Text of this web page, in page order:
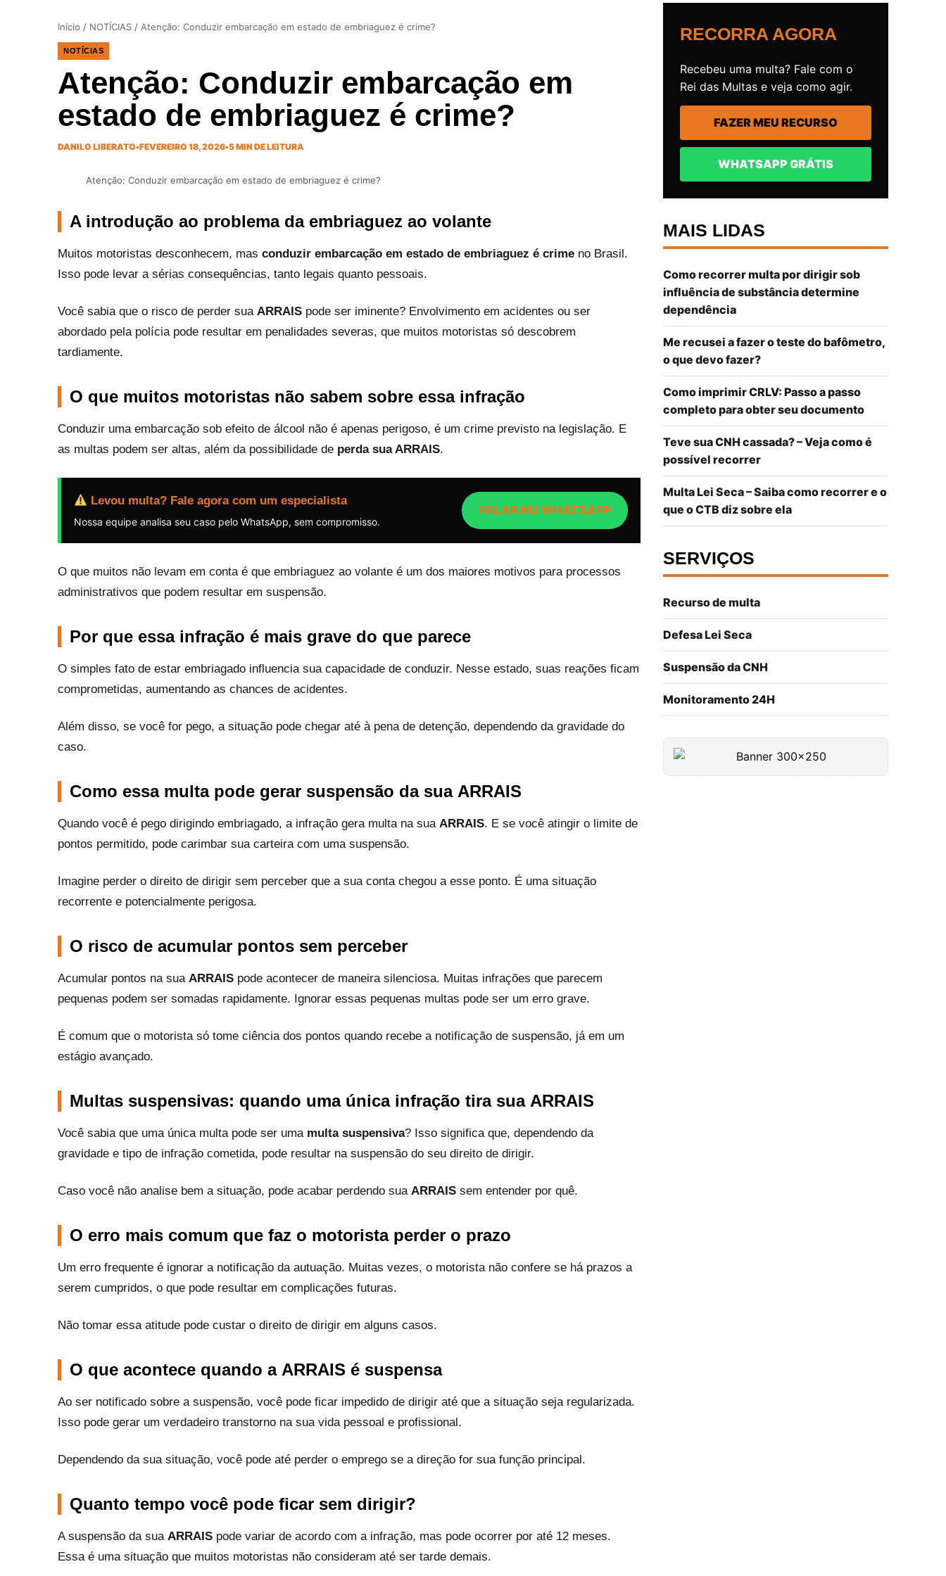
Início / NOTÍCIAS / Atenção: Conduzir embarcação em estado de embriaguez é crime?
NOTÍCIAS
Atenção: Conduzir embarcação em
estado de embriaguez é crime?
DANILO LIBERATO•FEVEREIRO 18, 2026•5 MIN DE LEITURA
Atenção: Conduzir embarcação em estado de embriaguez é crime?
A introdução ao problema da embriaguez ao volante
Muitos motoristas desconhecem, mas conduzir embarcação em estado de embriaguez é crime no Brasil.
Isso pode levar a sérias consequências, tanto legais quanto pessoais.
Você sabia que o risco de perder sua ARRAIS pode ser iminente? Envolvimento em acidentes ou ser
abordado pela polícia pode resultar em penalidades severas, que muitos motoristas só descobrem
tardiamente.
O que muitos motoristas não sabem sobre essa infração
Conduzir uma embarcação sob efeito de álcool não é apenas perigoso, é um crime previsto na legislação. E
as multas podem ser altas, além da possibilidade de perda sua ARRAIS.
Levou multa? Fale agora com um especialista
Nossa equipe analisa seu caso pelo WhatsApp, sem compromisso.
FALAR NO WHATSAPP
O que muitos não levam em conta é que embriaguez ao volante é um dos maiores motivos para processos
administrativos que podem resultar em suspensão.
Por que essa infração é mais grave do que parece
O simples fato de estar embriagado influencia sua capacidade de conduzir. Nesse estado, suas reações ficam
comprometidas, aumentando as chances de acidentes.
Além disso, se você for pego, a situação pode chegar até à pena de detenção, dependendo da gravidade do
caso.
Como essa multa pode gerar suspensão da sua ARRAIS
Quando você é pego dirigindo embriagado, a infração gera multa na sua ARRAIS. E se você atingir o limite de
pontos permitido, pode carimbar sua carteira com uma suspensão.
Imagine perder o direito de dirigir sem perceber que a sua conta chegou a esse ponto. É uma situação
recorrente e potencialmente perigosa.
O risco de acumular pontos sem perceber
Acumular pontos na sua ARRAIS pode acontecer de maneira silenciosa. Muitas infrações que parecem
pequenas podem ser somadas rapidamente. Ignorar essas pequenas multas pode ser um erro grave.
É comum que o motorista só tome ciência dos pontos quando recebe a notificação de suspensão, já em um
estágio avançado.
Multas suspensivas: quando uma única infração tira sua ARRAIS
Você sabia que uma única multa pode ser uma multa suspensiva? Isso significa que, dependendo da
gravidade e tipo de infração cometida, pode resultar na suspensão do seu direito de dirigir.
Caso você não analise bem a situação, pode acabar perdendo sua ARRAIS sem entender por quê.
O erro mais comum que faz o motorista perder o prazo
Um erro frequente é ignorar a notificação da autuação. Muitas vezes, o motorista não confere se há prazos a
serem cumpridos, o que pode resultar em complicações futuras.
Não tomar essa atitude pode custar o direito de dirigir em alguns casos.
O que acontece quando a ARRAIS é suspensa
Ao ser notificado sobre a suspensão, você pode ficar impedido de dirigir até que a situação seja regularizada.
Isso pode gerar um verdadeiro transtorno na sua vida pessoal e profissional.
Dependendo da sua situação, você pode até perder o emprego se a direção for sua função principal.
Quanto tempo você pode ficar sem dirigir?
A suspensão da sua ARRAIS pode variar de acordo com a infração, mas pode ocorrer por até 12 meses.
Essa é uma situação que muitos motoristas não consideram até ser tarde demais.
RECORRA AGORA
Recebeu uma multa? Fale com o
Rei das Multas e veja como agir.
FAZER MEU RECURSO
WHATSAPP GRÁTIS
MAIS LIDAS
Como recorrer multa por dirigir sob
influência de substância determine
dependência
Me recusei a fazer o teste do bafômetro,
o que devo fazer?
Como imprimir CRLV: Passo a passo
completo para obter seu documento
Teve sua CNH cassada? – Veja como é
possível recorrer
Multa Lei Seca – Saiba como recorrer e o
que o CTB diz sobre ela
SERVIÇOS
Recurso de multa
Defesa Lei Seca
Suspensão da CNH
Monitoramento 24H